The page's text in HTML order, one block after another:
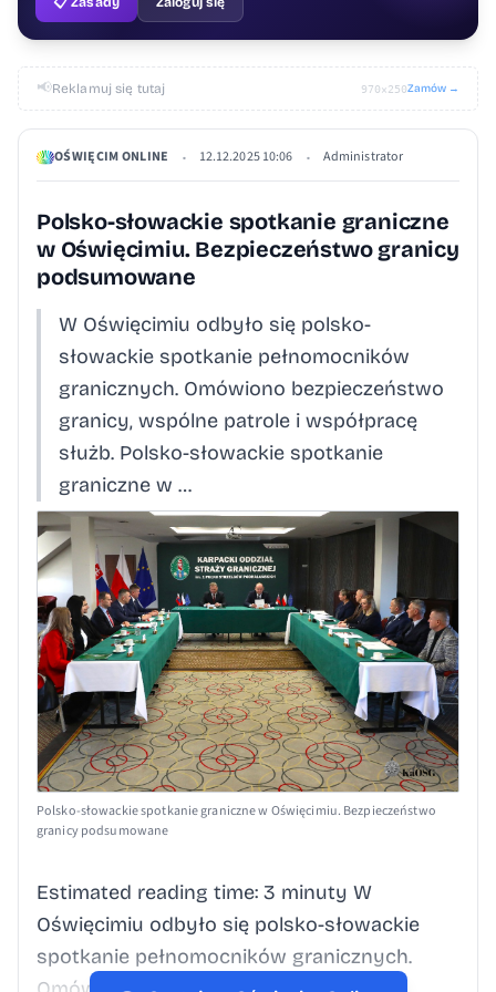
📢Reklamuj się tutaj 970×250Zamów →
OŚWIĘCIM ONLINE • 12.12.2025 10:06 • Administrator
Polsko-słowackie spotkanie graniczne
w Oświęcimiu. Bezpieczeństwo granicy
podsumowane
W Oświęcimiu odbyło się polsko-
słowackie spotkanie pełnomocników
granicznych. Omówiono bezpieczeństwo
granicy, wspólne patrole i współpracę
służb. Polsko-słowackie spotkanie
graniczne w …
Polsko-słowackie spotkanie graniczne w Oświęcimiu. Bezpieczeństwo
granicy podsumowane
Estimated reading time: 3 minuty W
Oświęcimiu odbyło się polsko-słowackie
spotkanie pełnomocników granicznych.